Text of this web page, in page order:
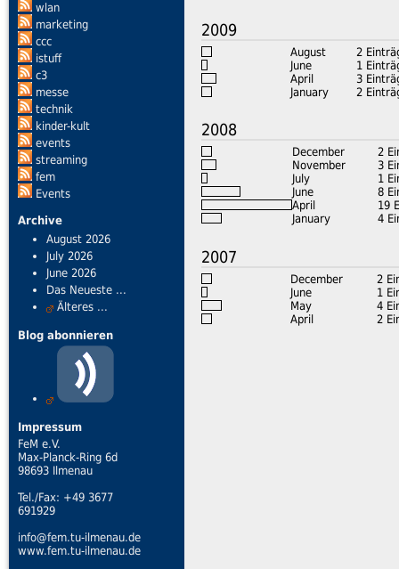
wlan
marketing
ccc
istuff
c3
messe
technik
kinder-kult
events
streaming
fem
Events
Archive
August 2026
July 2026
June 2026
Das Neueste ...
Älteres ...
Blog abonnieren
Impressum
FeM e.V.
Max-Planck-Ring 6d
98693 Ilmenau
Tel./Fax: +49 3677
691929
info@fem.tu-ilmenau.de
www.fem.tu-ilmenau.de
2009
August
2
June
1
April
3
January
2
2008
December
2
November
3
July
1
June
8
April
19
January
4
2007
December
2
June
1
May
4
April
2